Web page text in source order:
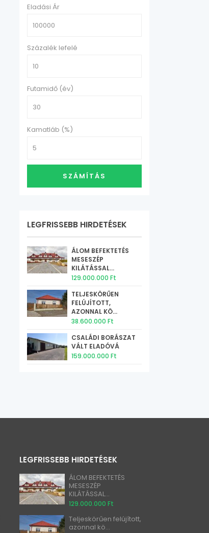
Eladási Ár
Százalék lefelé
Futamidő (év)
Kamatláb (%)
SZÁMÍTÁS
LEGFRISSEBB HIRDETÉSEK
ÁLOM BEFEKTETÉS
MESESZÉP
KILÁTÁSSAL...
129.000.000 Ft
TELJESKÖRŰEN
FELÚJÍTOTT,
AZONNAL KÖ...
38.600.000 Ft
CSALÁDI BORÁSZAT
VÁLT ELADÓVÁ
159.000.000 Ft
LEGFRISSEBB HIRDETÉSEK
ÁLOM BEFEKTETÉS
MESESZÉP
KILÁTÁSSAL...
129.000.000 Ft
Teljeskörűen felújított,
azonnal kö...